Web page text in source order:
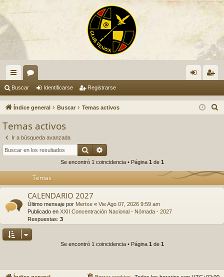
nl
ac
pi
or
os nti ist
Buscar Identificarse Registrarse
Índice general Buscar Temas activos
Temas activos
Ir a búsqueda avanzada
Buscar
Se encontró 1 coincidencia • Página 1 de 1
Temas
CALENDARIO 2027
Último mensaje por Mertxe « Vie Ago 07, 2026 9:59 am
Publicado en XXII Concentración Nacional - Nómada - 2027
Respuestas: 3
Se encontró 1 coincidencia • Página 1 de 1